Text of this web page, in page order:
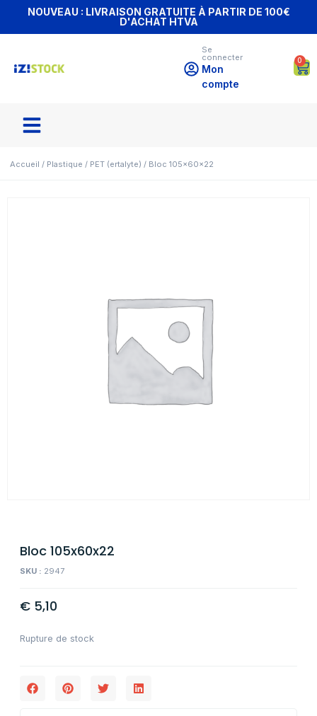
NOUVEAU : LIVRAISON GRATUITE À PARTIR DE 100€
D'ACHAT HTVA
Se
connecter
Mon
compte
0
Accueil / Plastique / PET (ertalyte) / Bloc 105x60x22
Bloc 105x60x22
SKU : 2947
€ 5,10
Rupture de stock